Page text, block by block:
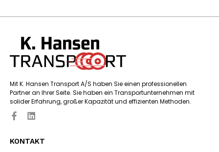
Mit K. Hansen Transport A/S haben Sie einen professionellen
Partner an Ihrer Seite. Sie haben ein Transportunternehmen mit
solider Erfahrung, großer Kapazität und effizienten Methoden.
KONTAKT